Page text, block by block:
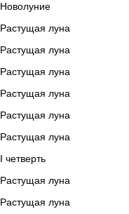
Новолуние
Растущая луна
Растущая луна
Растущая луна
Растущая луна
Растущая луна
Растущая луна
I четверть
Растущая луна
Растущая луна